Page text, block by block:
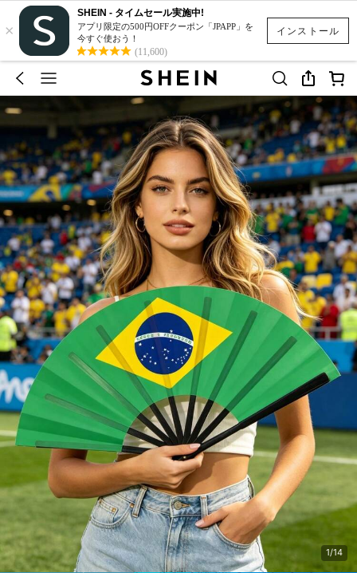
インストール
×
SHEIN - タイムセール実施中!
アプリ限定の500円OFFクーポン「JPAPP」を
今すぐ使おう！
(11,600)
1/14